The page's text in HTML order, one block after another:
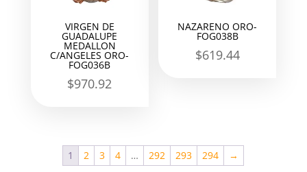
VIRGEN DE
GUADALUPE
MEDALLON
C/ANGELES ORO-
FOG036B
$970.92
NAZARENO ORO-
FOG038B
$619.44
1 2 3 4 … 292 293 294 →